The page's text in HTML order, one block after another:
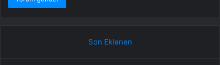
Son Eklenen